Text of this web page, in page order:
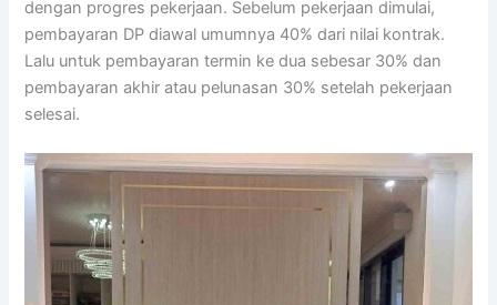
dengan progres pekerjaan. Sebelum pekerjaan dimulai,
pembayaran DP diawal umumnya 40% dari nilai kontrak.
Lalu untuk pembayaran termin ke dua sebesar 30% dan
pembayaran akhir atau pelunasan 30% setelah pekerjaan
selesai.